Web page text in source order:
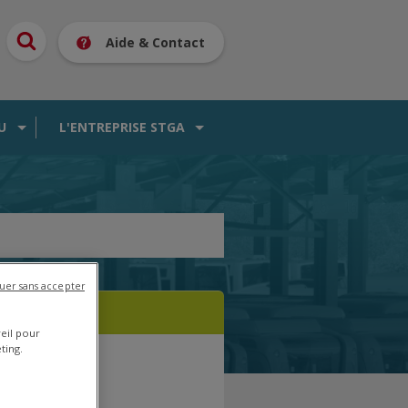
Aide & Contact
L'ENTREPRISE STGA
pour
sans accepter